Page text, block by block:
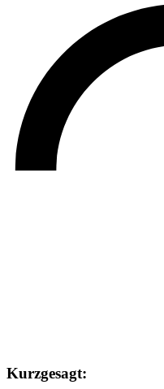
Kurzgesagt: